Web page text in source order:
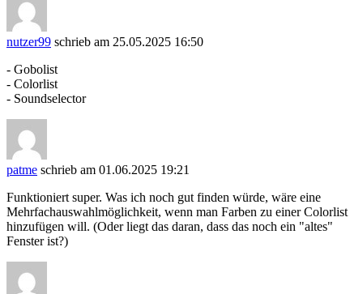
nutzer99 schrieb am 25.05.2025 16:50
- Gobolist
- Colorlist
- Soundselector
patme schrieb am 01.06.2025 19:21
Funktioniert super. Was ich noch gut finden würde, wäre eine
Mehrfachauswahlmöglichkeit, wenn man Farben zu einer Colorlist
hinzufügen will. (Oder liegt das daran, dass das noch ein "altes"
Fenster ist?)